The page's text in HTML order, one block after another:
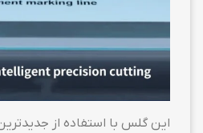
این گلس با استفاده از